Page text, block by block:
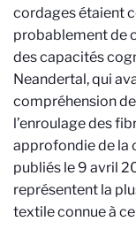
cordages étaient
probablement de
des capacités
Neandertal, qui
compréhension
l’enroulage des
approfondie de la
publiés le 9 avril
représentent la
textile connue à